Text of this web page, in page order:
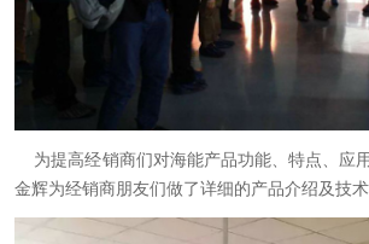
为提高经销商们对海能产品功能、特点、应
金辉为经销商朋友们做了详细的产品介绍及技术